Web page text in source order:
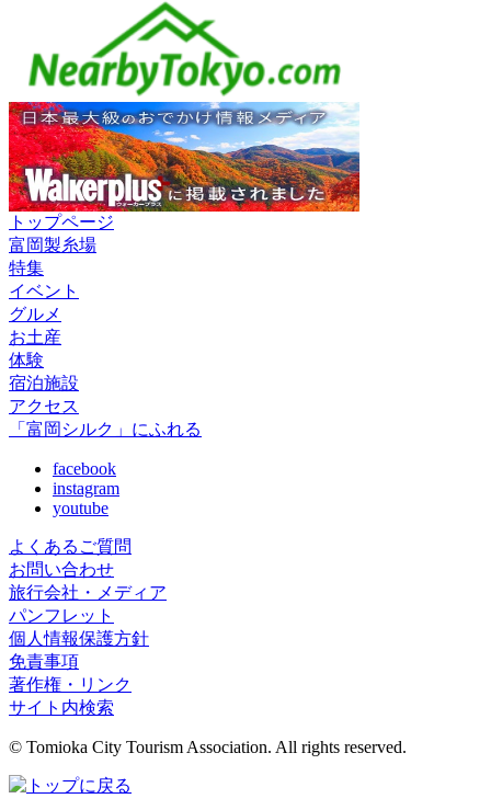
トップページ
富岡製糸場
特集
イベント
グルメ
お土産
体験
宿泊施設
アクセス
「富岡シルク」にふれる
facebook
instagram
youtube
よくあるご質問
お問い合わせ
旅行会社・メディア
パンフレット
個人情報保護方針
免責事項
著作権・リンク
サイト内検索
© Tomioka City Tourism Association. All rights reserved.